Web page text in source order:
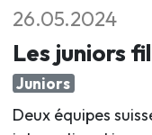
26.05.2024
Les juniors
Juniors
Deux équipes